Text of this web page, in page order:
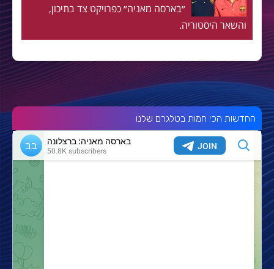
״בארסה מאניה״ כפרויקט צד בתיכון,
והשאר היסטוריה.
החדשות הכי חמות בטלגרם שלנו